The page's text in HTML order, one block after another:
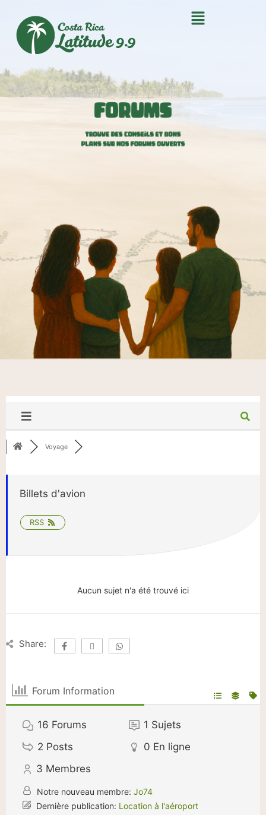
Voyage
Billets d'avion
RSS
Aucun sujet n'a été trouvé ici
Share:
Forum Information
16 Forums 1 Sujets
2 Posts 0 En ligne
3 Membres
Notre nouveau membre: Jo74
Dernière publication: Location à l'aéroport